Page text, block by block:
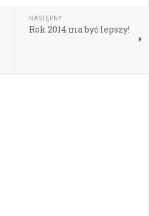
NASTĘPNY
Rok 2014 ma być lepszy!